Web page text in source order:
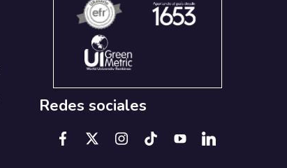
Redes sociales